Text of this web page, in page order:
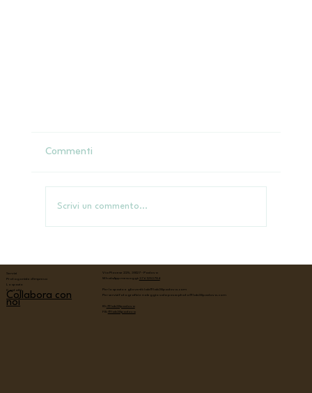
Benvenuti a LAB38, il nuovo spazio
Commenti
Scrivi un commento...
Servizi
Protagoniste d'impresa
Lo spazio
Contatti
Collabora con
noi
Via Piovese 225, 35127 - Padova
WhatsApp messaggi:
376 1253784
Per lo spazio e gli eventi: lab@lab38padova.com
Per servizi fotografici e noleggio sala posa: photo@lab38padova.com
IG:
@lab38padova
FB:
@lab38padova